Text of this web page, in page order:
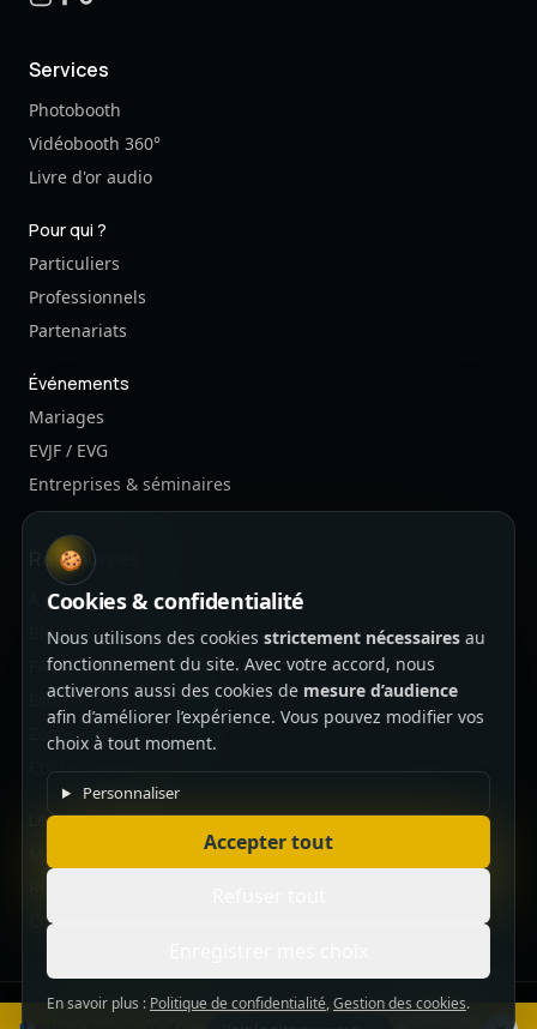
Services
Photobooth
Vidéobooth 360°
Livre d'or audio
Pour qui ?
Particuliers
Professionnels
Partenariats
Événements
Mariages
EVJF / EVG
Entreprises & séminaires
Ressources
À propos
Blog
FAQ
Estimation budget
Zones desservies
Contact & Devis
Légal
Cookies
©2026CF Events — Tous droits réservés.
🍪
Cookies & confidentialité
Nous utilisons des cookies strictement nécessairesau
fonctionnement du site. Avec votre accord, nous
activerons aussi des cookies de mesure d’audience
afin d’améliorer l’expérience. Vous pouvez modifier vos
choix à tout moment.
Personnaliser
Accepter tout
En savoir plus : Politique de confidentialité,Gestion des cookies.